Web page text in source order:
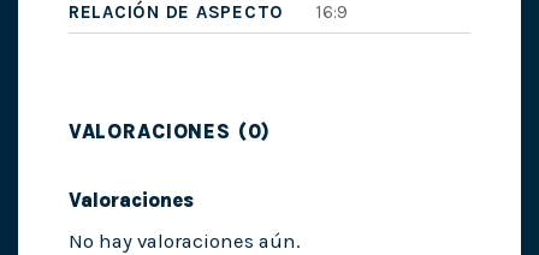
RELACIÓN DE ASPECTO
16:9
VALORACIONES (0)
Valoraciones
No hay valoraciones aún.